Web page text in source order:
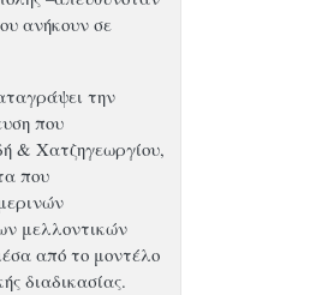
ανήκουν σε
την
που
& Χατζηγεωργίου,
που
μελλοντικών
από το μοντέλο
διαδικασίας.